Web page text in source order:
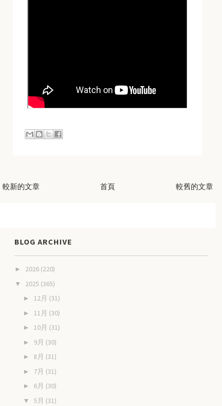
較新的文章 較舊的文章
首頁
BLOG ARCHIVE
► 2026 (220)
▼ 2025 (365)
► 12月 (31)
► 11月 (30)
► 10月 (31)
► 9月 (30)
► 8月 (31)
► 7月 (31)
► 6月 (30)
▼ 5月 (31)